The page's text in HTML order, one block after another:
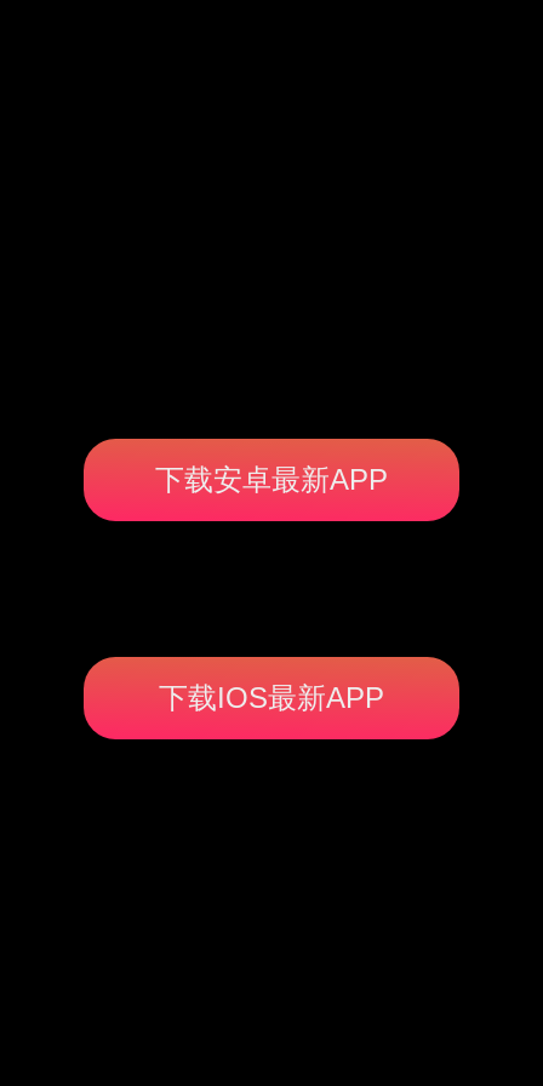
下载安卓最新APP
下载IOS最新APP